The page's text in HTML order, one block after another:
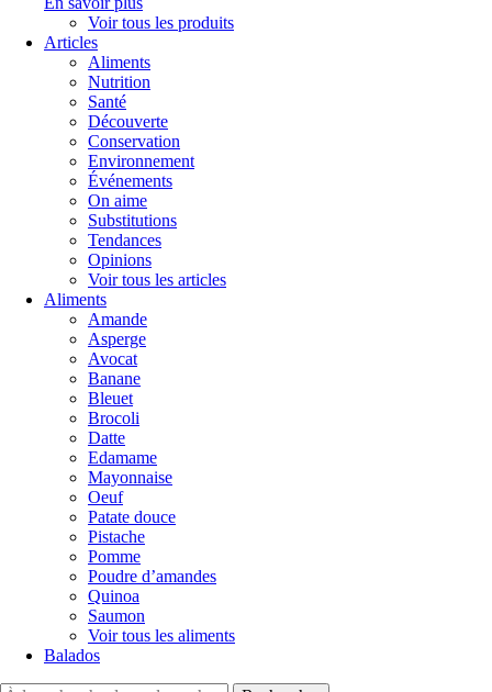
Voir tous les produits
Articles
Aliments
Nutrition
Santé
Découverte
Conservation
Environnement
Événements
On aime
Substitutions
Tendances
Opinions
Voir tous les articles
Aliments
Amande
Asperge
Avocat
Banane
Bleuet
Brocoli
Datte
Edamame
Mayonnaise
Oeuf
Patate douce
Pistache
Pomme
Poudre d’amandes
Quinoa
Saumon
Voir tous les aliments
Balados